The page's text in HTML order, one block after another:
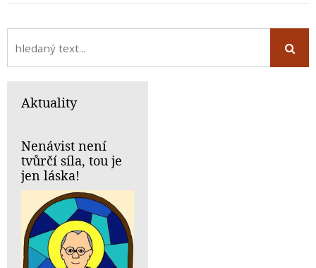
Aktuality
Nenávist není
tvůrčí síla, tou je
jen láska!